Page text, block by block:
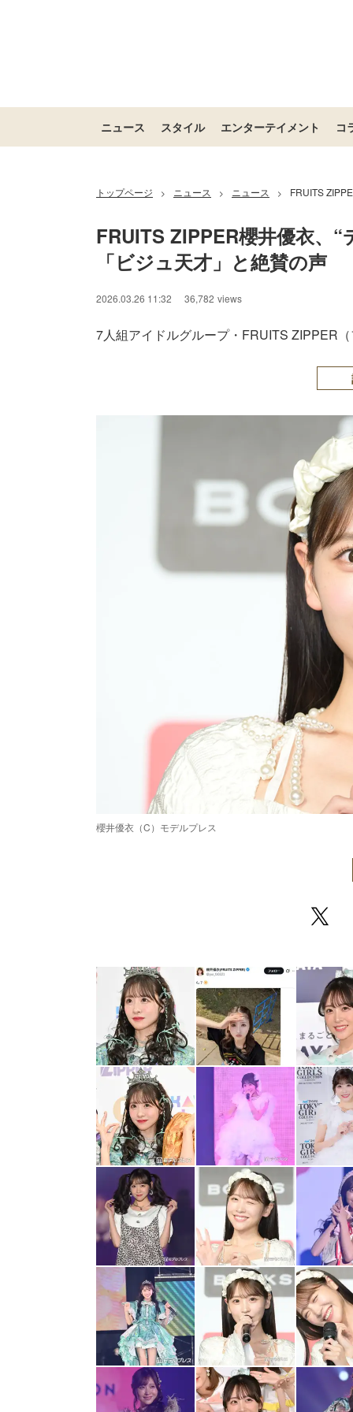
ニュース スタイル エンターテイメント コ
トップページ > ニュース > ニュース > FRUITS
FRUITS ZIPPER櫻井優衣、
「ビジュ天才」と絶賛の声
2026.03.26 11:32 36,782 views
7人組アイドルグループ・FRUITS ZIPPER
櫻井優衣（C）モデルプレス